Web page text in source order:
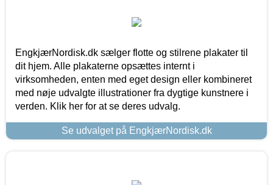
EngkjærNordisk.dk sælger flotte og stilrene plakater til
dit hjem. Alle plakaterne opsættes internt i
virksomheden, enten med eget design eller kombineret
med nøje udvalgte illustrationer fra dygtige kunstnere i
verden. Klik her for at se deres udvalg.
Se udvalget på EngkjærNordisk.dk